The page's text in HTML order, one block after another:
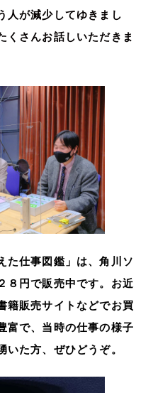
人が減少してゆきまし
くさんお話しいただきま
た仕事図鑑」は、角川ソ
８円で販売中です。お近
籍販売サイトなどでお買
富で、当時の仕事の様子
た方、ぜひどうぞ。